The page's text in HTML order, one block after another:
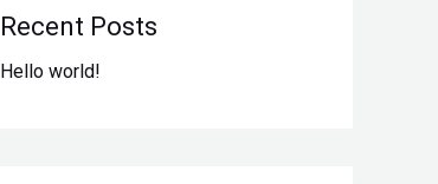
Recent Posts
Hello world!